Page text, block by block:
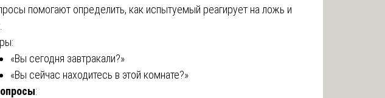
помогают определить, как испытуемый реагирует на ложь и
«Вы сегодня завтракали?»
«Вы сейчас находитесь в этой комнате?»
: